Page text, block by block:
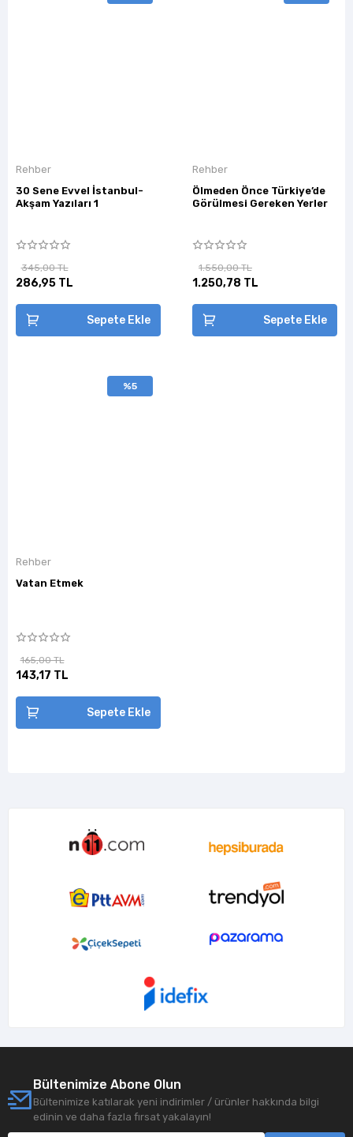
Rehber
30 Sene Evvel İstanbul-
Akşam Yazıları 1
345,00 TL
286,95 TL
Sepete Ekle
Rehber
Ölmeden Önce Türkiye’de
Görülmesi Gereken Yerler
1.550,00 TL
1.250,78 TL
Sepete Ekle
%5
Rehber
Vatan Etmek
165,00 TL
143,17 TL
Sepete Ekle
Bültenimize Abone Olun
Bültenimize katılarak yeni indirimler / ürünler hakkında bilgi
edinin ve daha fazla fırsat yakalayın!